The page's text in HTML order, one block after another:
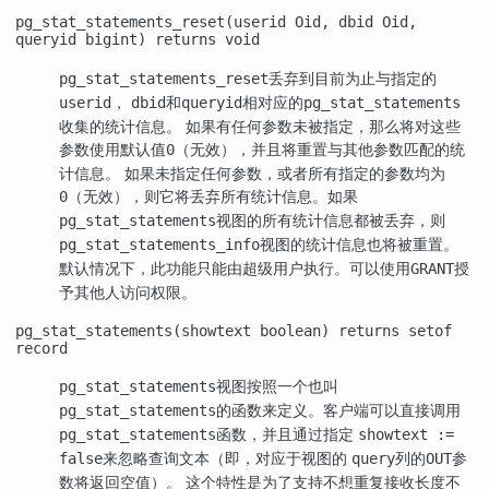
pg_stat_statements_reset(userid Oid, dbid Oid,
queryid bigint) returns void
pg_stat_statements_reset丢弃到目前为止与指定的
userid ， dbid和queryid相对应的pg_stat_statements
收集的统计信息。 如果有任何参数未被指定，那么将对这些
参数使用默认值0 （无效），并且将重置与其他参数匹配的统
计信息。 如果未指定任何参数，或者所有指定的参数均为
0 （无效），则它将丢弃所有统计信息。如果
pg_stat_statements视图的所有统计信息都被丢弃，则
pg_stat_statements_info视图的统计信息也将被重置。
默认情况下，此功能只能由超级用户执行。可以使用GRANT授
予其他人访问权限。
pg_stat_statements(showtext boolean) returns setof
record
pg_stat_statements视图按照一个也叫
pg_stat_statements的函数来定义。客户端可以直接调用
pg_stat_statements函数，并且通过指定 showtext :=
false来忽略查询文本（即，对应于视图的 query列的OUT参
数将返回空值）。 这个特性是为了支持不想重复接收长度不